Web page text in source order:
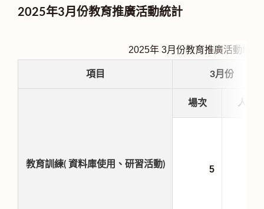
2025年3月份教育推廣活動統計
2025年 3月份教育推廣活動統計
項目 3月份
教育訓練( 資料庫使用、研習活動)
場次 人
5